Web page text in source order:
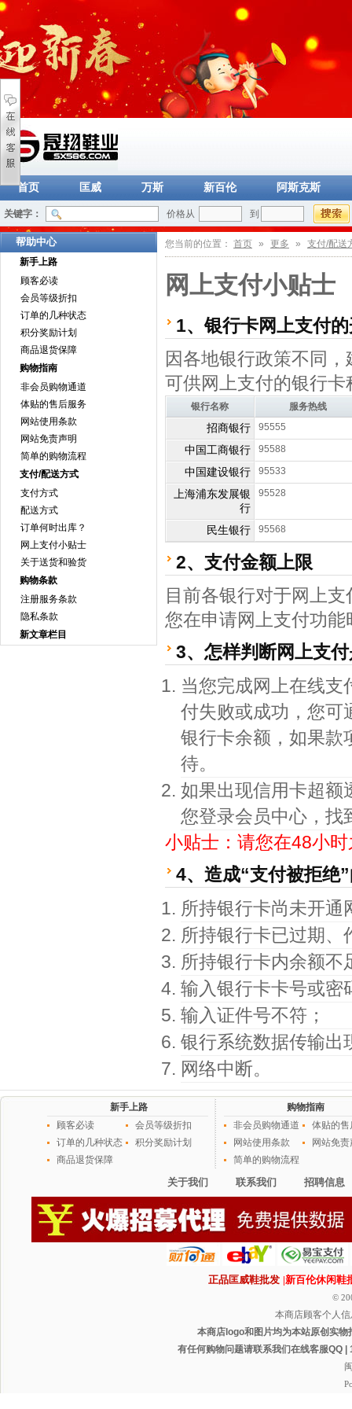
首页 匡威 万斯 新百伦 阿斯克斯
关键字： 价格从 到
帮助中心
新手上路
顾客必读
会员等级折扣
订单的几种状态
积分奖励计划
商品退货保障
购物指南
非会员购物通道
体贴的售后服务
网站使用条款
网站免责声明
简单的购物流程
支付/配送方式
支付方式
配送方式
订单何时出库？
网上支付小贴士
关于送货和验货
购物条款
注册服务条款
隐私条款
新文章栏目
您当前的位置： 首页 » 更多 » 支付/配送
网上支付小贴士
1、银行卡网上支付
因各地银行政策不同
可供网上支付的银行
银行名称 服务热线
招商银行 95555
中国工商银行 95588
中国建设银行 95533
上海浦东发展银
行
95528
民生银行 95568
2、支付金额上限
目前各银行对于网上
您在申请网上支付功
3、怎样判断网上支
当您完成网上在线支
付失败或成功，您可
银行卡余额，如果款
待。
如果出现信用卡超额
您登录会员中心，找
小贴士：请您在48小
4、造成“支付被拒绝
所持银行卡尚未开通
所持银行卡已过期、
所持银行卡内余额不
输入银行卡卡号或密
输入证件号不符；
银行系统数据传输出
网络中断。
新手上路
顾客必读
会员等级折扣
订单的几种状态
积分奖励计划
商品退货保障
购物指南
非会员购物通道
体贴的售
网站使用条款
网站免
简单的购物流程
关于我们 联系我们 招聘信息
正品匡威鞋批发 |新百伦休闲鞋
©
本商店顾客个人
本商店logo和图片均为本站原创实
有任何购物问题请联系我们在线客服QQ